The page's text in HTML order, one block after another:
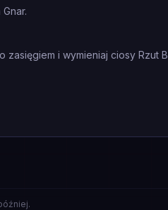
i wymieniaj ciosy Rzut